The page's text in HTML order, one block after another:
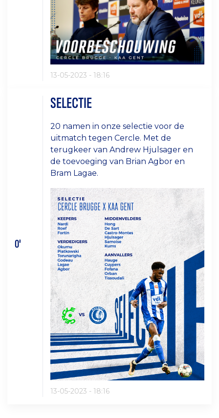
13-05-2023 - 18:16
0'
SELECTIE
20 namen in onze selectie voor de
uitmatch tegen Cercle. Met de
terugkeer van Andrew Hjulsager en
de toevoeging van Brian Agbor en
Bram Lagae.
13-05-2023 - 18:16